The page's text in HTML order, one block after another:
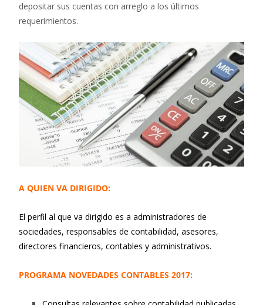
depositar sus cuentas con arreglo a los últimos
requerimientos.
A QUIEN VA DIRIGIDO:
El perfil al que va dirigido es a administradores de
sociedades, responsables de contabilidad, asesores,
directores financieros, contables y administrativos.
PROGRAMA NOVEDADES CONTABLES 2017: